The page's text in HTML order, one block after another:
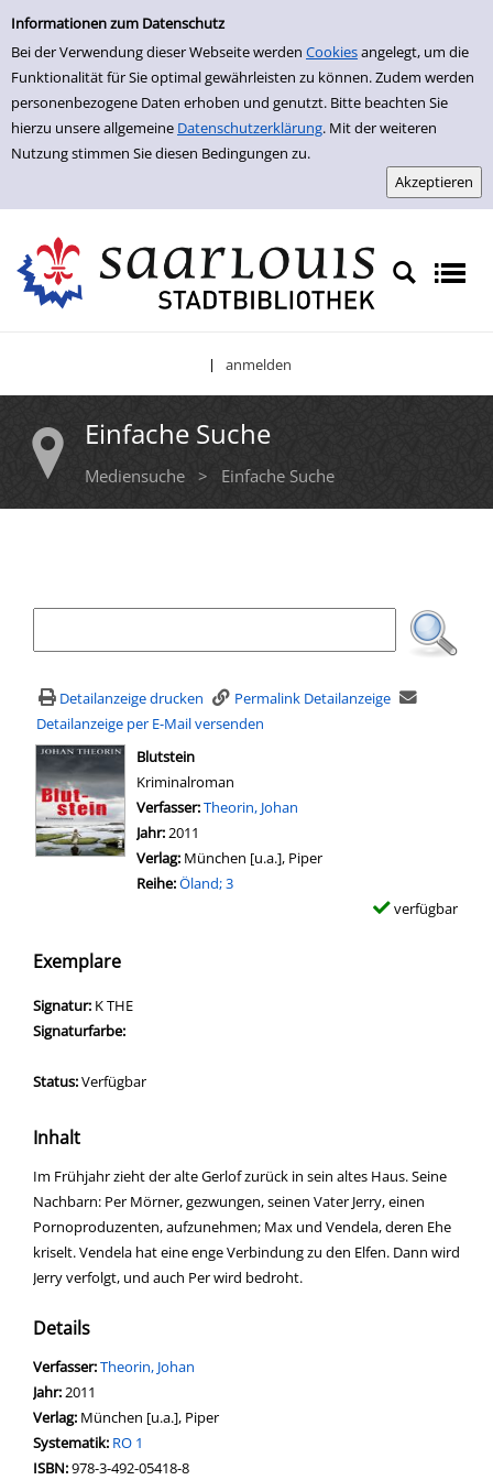
Einfache Suche
Informationen zum Datenschutz
Bei der Verwendung dieser Webseite werden Cookiesangelegt, um die
Funktionalität für Sie optimal gewährleisten zu können. Zudem werden
personenbezogene Daten erhoben und genutzt. Bitte beachten Sie
hierzu unsere allgemeine Datenschutzerklärung. Mit der weiteren
Nutzung stimmen Sie diesen Bedingungen zu.
Zur Detailanzeige springen
| anmelden
Einfache Suche
Mediensuche > Einfache Suche
Detailanzeige drucken
Permalink Detailanzeige
Detailanzeige per E-Mail versenden
wird in neuem Tab geöffnet
Blutstein
Kriminalroman
Verfasser:Suche nach diesem Verfasser
Theorin, Johan
Jahr:2011
Verlag: München [u.a.], Piper
Reihe:Öland; 3
verfügbar
Exemplare
Signatur: K THE
Signaturfarbe:
Status:Verfügbar
Inhalt
Im Frühjahr zieht der alte Gerlof zurück in sein altes Haus. Seine
Nachbarn: Per Mörner, gezwungen, seinen Vater Jerry, einen
Pornoproduzenten, aufzunehmen; Max und Vendela, deren Ehe
kriselt. Vendela hat eine enge Verbindung zu den Elfen. Dann wird
Jerry verfolgt, und auch Per wird bedroht.
Details
Verfasser:Suche nach diesem Verfasser
Theorin, Johan
Jahr:2011
Verlag: München [u.a.], Piper
opens in new tab
Diesen Link in neuem Tab öffnen
Systematik: Suche nach dieser Systematik
RO 1
Suche nach diesem Interessenskreis
ISBN:978-3-492-05418-8